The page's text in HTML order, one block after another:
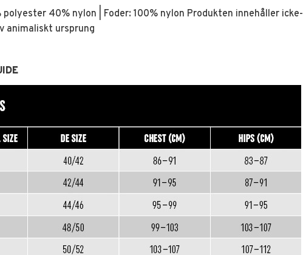
40% nylon | Foder: 100% nylon Produkten innehåller icke-
animaliskt ursprung